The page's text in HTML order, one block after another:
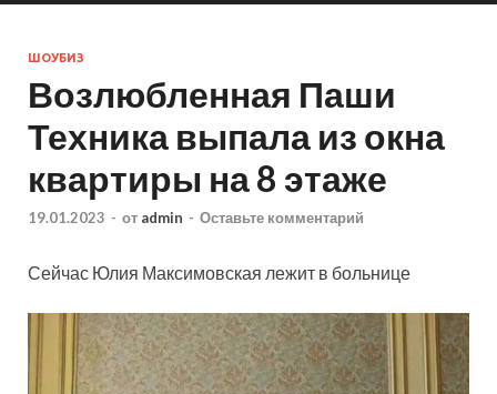
ШОУБИЗ
Возлюбленная Паши
Техника выпала из окна
квартиры на 8 этаже
19.01.2023 - от admin - Оставьте комментарий
Сейчас Юлия Максимовская лежит в больнице